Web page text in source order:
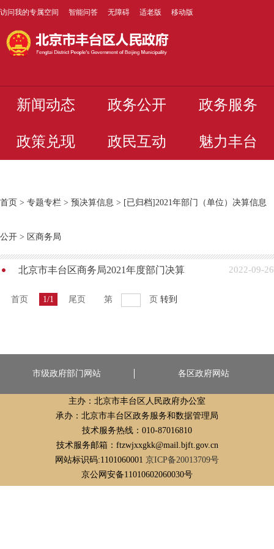
访问我的专属空间 智能问答 无障碍 适老版 移动版
新闻动态 政务公开 政务服务
政策兑现 政民互动 魅力丰台
首页 > 专题专栏 > 预决算信息 > [已归档]2021年部门（单位）决算信息
公开 > 区商务局
北京市丰台区商务局2021年度部门决算 2022-09-26
首页 1/1 尾页 第 页 转到
市级政府部门网站 各区政府网站
主办：北京市丰台区人民政府办公室
承办：北京市丰台区政务服务和数据管理局
技术服务热线：010-87016810
技术服务邮箱：ftzwjxxgkk@mail.bjft.gov.cn
网站标识码:1101060001 京ICP备20013709号
京公网安备11010602060030号